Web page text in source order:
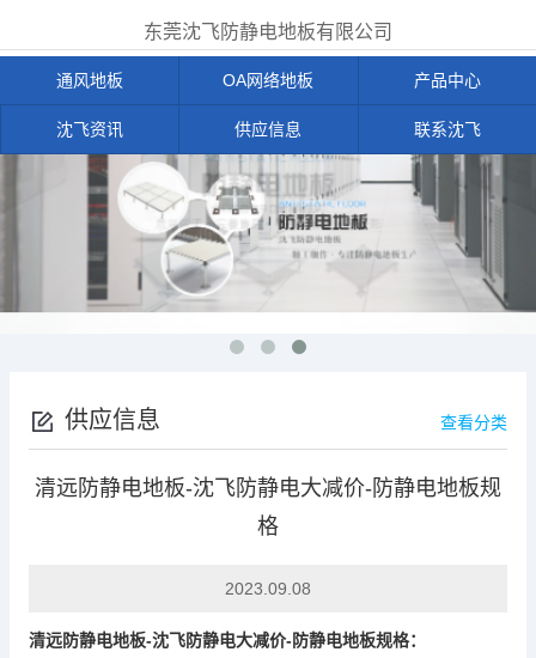
东莞沈飞防静电地板有限公司
通风地板 OA网络地板 产品中心
沈飞资讯 供应信息 联系沈飞
供应信息 查看分类
清远防静电地板-沈飞防静电大减价-防静电地板规
格
2023.09.08
清远防静电地板-沈飞防静电大减价-防静电地板规格：